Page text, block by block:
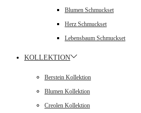
Blumen Schmuckset
Herz Schmuckset
Lebensbaum Schmuckset
KOLLEKTION
Berstein Kollektion
Blumen Kollektion
Creolen Kollektion